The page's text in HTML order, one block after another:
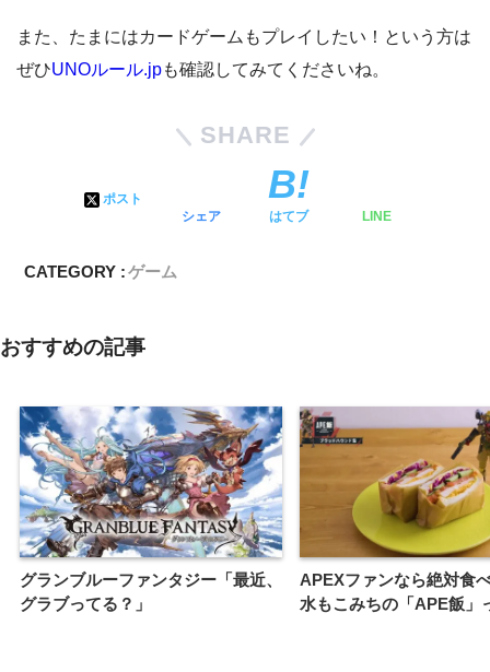
また、たまにはカードゲームもプレイしたい！という方は
ぜひUNOルール.jpも確認してみてくださいね。
SHARE
ポスト
シェア
はてブ LINE
CATEGORY :ゲーム
おすすめの記事
グランブルーファンタジー「最近、
グラブってる？」
APEXファンなら絶対食
水もこみちの「APE飯」